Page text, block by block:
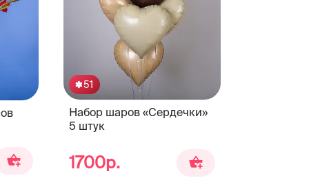
51
Набор шаров «Сердечки»
5 штук
1700р.